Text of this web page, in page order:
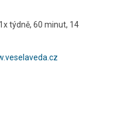
týdně, 60 minut, 14